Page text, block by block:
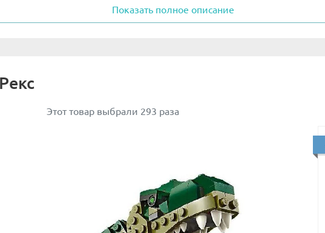
разных возрастов, он станет прекрасным подарком на
приключений. После игры собранная конструкция сможет
76940 купить по самой выгодной цене можно на сайте нашего
серии, но и других тематик.
Показать полное описание
Этот товар выбрали 293 раза